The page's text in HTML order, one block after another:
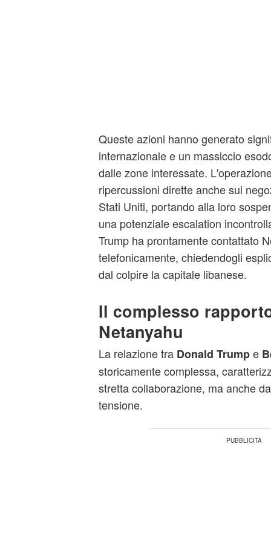
Queste azioni hanno generato
internazionale e un massiccio
dalle zone interessate.
ripercussioni dirette anche sui
Stati Uniti, portando alla loro
una potenziale escalation
Trump ha prontamente contattato
telefonicamente, chiedendogli
dal colpire la capitale libanese.
Il complesso
Netanyahu
La relazione tra Donald Trumpe
storicamente complessa,
stretta collaborazione, ma anche
tensione.